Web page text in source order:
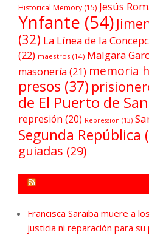
Historical Memory (15) Jesús
Ynfante (54)
(32) La Línea de la
(22) maestros (14) Malgara
masonería (21) memoria
presos (37)
de El Puerto de
represión (20) Repression (13)
Segunda República
guiadas (29)
Francisca Saraiba muere a
justicia ni reparación para